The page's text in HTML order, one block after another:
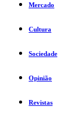
Mercado
Cultura
Sociedade
Opinião
Revistas